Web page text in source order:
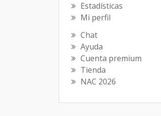
Estadísticas
Mi perfil
Chat
Ayuda
Cuenta premium
Tienda
NAC 2026